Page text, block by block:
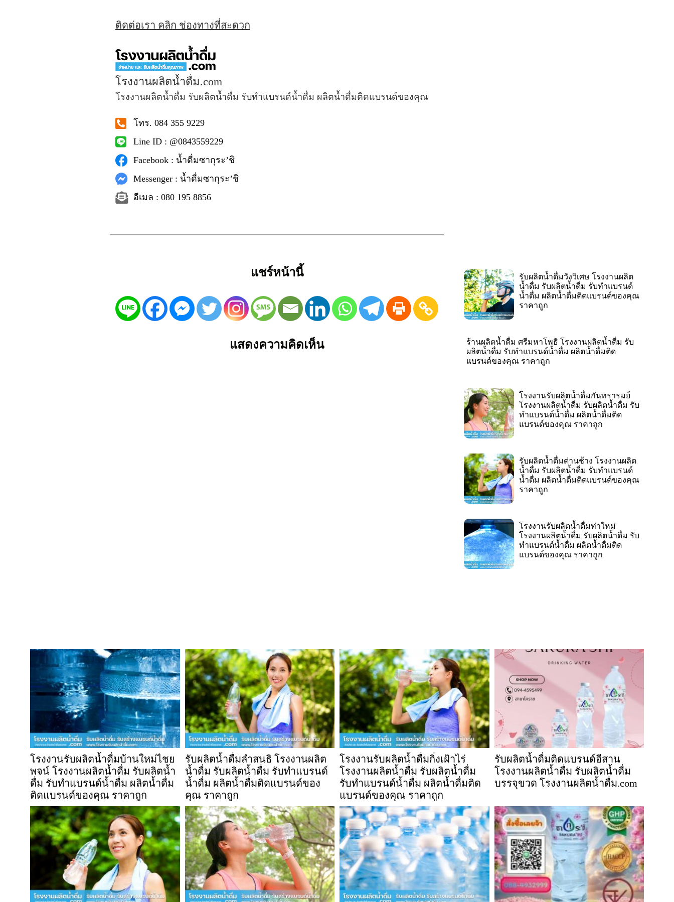
ติดต่อเรา คลิก ช่องทางที่สะดวก
โรงงานผลิตน้ำดื่ม.com
โรงงานผลิตน้ำดื่ม รับผลิตน้ำดื่ม รับทำแบรนด์น้ำดื่ม ผลิตน้ำดื่มติดแบรนด์ของคุณ
โทร. 084 355 9229
Line ID : @0843559229
Facebook : น้ำดื่มซากุระ’ชิ
Messenger : น้ำดื่มซากุระ’ชิ
อีเมล : 080 195 8856
แชร์หน้านี้
แสดงความคิดเห็น
รับผลิตน้ำดื่มวังวิเศษ โรงงานผลิต
น้ำดื่ม รับผลิตน้ำดื่ม รับทำแบรนด์
น้ำดื่ม ผลิตน้ำดื่มติดแบรนด์ของคุณ
ราคาถูก
ร้านผลิตน้ำดื่ม ศรีมหาโพธิ โรงงานผลิตน้ำดื่ม รับ
ผลิตน้ำดื่ม รับทำแบรนด์น้ำดื่ม ผลิตน้ำดื่มติด
แบรนด์ของคุณ ราคาถูก
โรงงานรับผลิตน้ำดื่มกันทรารมย์
โรงงานผลิตน้ำดื่ม รับผลิตน้ำดื่ม รับ
ทำแบรนด์น้ำดื่ม ผลิตน้ำดื่มติด
แบรนด์ของคุณ ราคาถูก
รับผลิตน้ำดื่มด่านช้าง โรงงานผลิต
น้ำดื่ม รับผลิตน้ำดื่ม รับทำแบรนด์
น้ำดื่ม ผลิตน้ำดื่มติดแบรนด์ของคุณ
ราคาถูก
โรงงานรับผลิตน้ำดื่มท่าใหม่
โรงงานผลิตน้ำดื่ม รับผลิตน้ำดื่ม รับ
ทำแบรนด์น้ำดื่ม ผลิตน้ำดื่มติด
แบรนด์ของคุณ ราคาถูก
โรงงานรับผลิตน้ำดื่มบ้านใหม่ไชย
พจน์ โรงงานผลิตน้ำดื่ม รับผลิตน้ำ
ดื่ม รับทำแบรนด์น้ำดื่ม ผลิตน้ำดื่ม
ติดแบรนด์ของคุณ ราคาถูก
รับผลิตน้ำดื่มลำสนธิ โรงงานผลิต
น้ำดื่ม รับผลิตน้ำดื่ม รับทำแบรนด์
น้ำดื่ม ผลิตน้ำดื่มติดแบรนด์ของ
คุณ ราคาถูก
โรงงานรับผลิตน้ำดื่มกิ่งเฝ้าไร่
โรงงานผลิตน้ำดื่ม รับผลิตน้ำดื่ม
รับทำแบรนด์น้ำดื่ม ผลิตน้ำดื่มติด
แบรนด์ของคุณ ราคาถูก
รับผลิตน้ำดื่มติดแบรนด์อีสาน
โรงงานผลิตน้ำดื่ม รับผลิตน้ำดื่ม
บรรจุขวด โรงงานผลิตน้ำดื่ม.com